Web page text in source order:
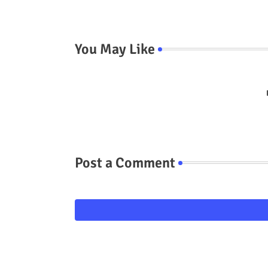
You May Like
Post a Comment